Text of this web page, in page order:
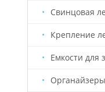
Свинцовая
Крепление
Емкости для